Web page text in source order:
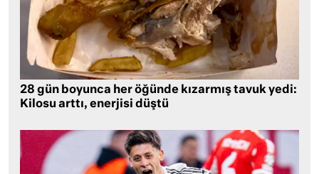
28 gün boyunca her öğünde kızarmış tavuk yedi:
Kilosu arttı, enerjisi düştü